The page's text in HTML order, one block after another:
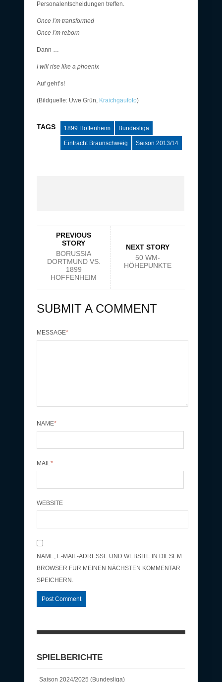
Personalentscheidungen treffen.
Once I’m transformed
Once I’m reborn
Dann …
I will rise like a phoenix
Auf geht’s!
(Bildquelle: Uwe Grün, Kraichgaufoto)
TAGS 1899 Hoffenheim Bundesliga
Eintracht Braunschweig Saison 2013/14
PREVIOUS
STORY
BORUSSIA
DORTMUND VS.
1899
HOFFENHEIM
NEXT STORY
50 WM-
HÖHEPUNKTE
SUBMIT A COMMENT
MESSAGE*
NAME*
MAIL*
WEBSITE
NAME, E-MAIL-ADRESSE UND WEBSITE IN DIESEM
BROWSER FÜR MEINEN NÄCHSTEN KOMMENTAR
SPEICHERN.
SPIELBERICHTE
Saison 2024/2025 (Bundesliga)